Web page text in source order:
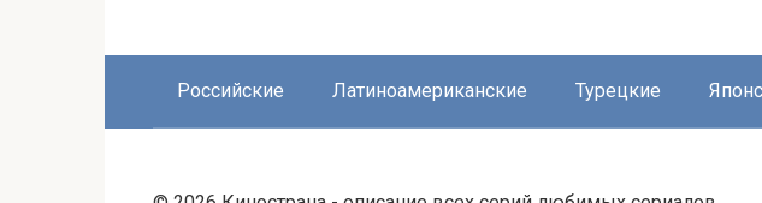
Российские Латиноамериканские Турецкие